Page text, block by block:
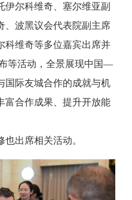
伊尔科维奇、塞尔维亚副
、波黑议会代表院副主席
科维奇等多位嘉宾出席并
等活动，全景展现中国—
国际友城合作的成就与机
富合作成果、提升开放能
出席相关活动。